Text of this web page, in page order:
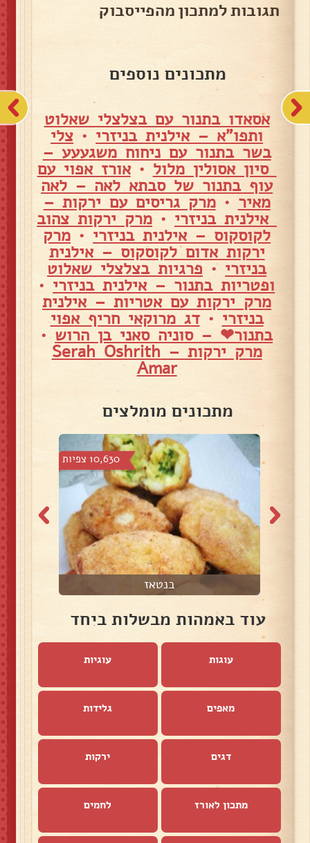
תגובות למתכון מהפייסבוק
מתכונים נוספים
אסאדו בתנור עם בצלצלי שאלוט
ותפו"א – אילנית בניזרי • צלי
בשר בתנור עם ניחוח משגעעע –
סיון אסולין מלול •אורז אפוי עם
עוף בתנור של סבתא לאה – לאה
מאיר •מרק גריסים עם ירקות –
אילנית בניזרי • מרק ירקות צהוב
לקוסקוס – אילנית בניזרי • מרק
ירקות אדום לקוסקוס – אילנית
בניזרי • פרגיות בצלצלי שאלוט
ופטריות בתנור – אילנית בניזרי •
מרק ירקות עם אטריות – אילנית
בניזרי •דג מרוקאי חריף אפוי
בתנור❤ – סוניה סאני בן הרוש •
מרק ירקות – Serah Oshrith
Amar
מתכונים מומלצים
10,630 צפיות
בנטאז
עוד באמהות מבשלות ביחד
עוגות עוגיות
מאפים גלידות
דגים ירקות
מתכון לאורז לחמים